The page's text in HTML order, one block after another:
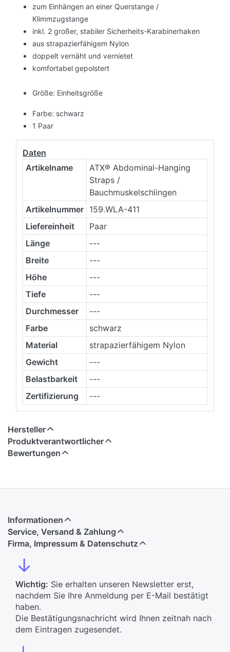
zum Einhängen an einer Querstange /
Klimmzugstange
inkl. 2 großer, stabiler Sicherheits-Karabinerhaken
aus strapazierfähigem Nylon
doppelt vernäht und vernietet
komfortabel gepolstert
Größe: Einheitsgröße
Farbe: schwarz
1 Paar
Daten
Artikelname
ATX® Abdominal-Hanging
Straps /
Bauchmuskelschlingen
Artikelnummer
159.WLA-411
Liefereinheit
Paar
Länge
---
Breite
---
Höhe
---
Tiefe
---
Durchmesser
---
Farbe
schwarz
Material
strapazierfähigem Nylon
Gewicht
---
Belastbarkeit
---
Zertifizierung
---
Hersteller
Produktverantwortlicher
Bewertungen
Informationen
Service, Versand & Zahlung
Firma, Impressum & Datenschutz
↓
Wichtig: Sie erhalten unseren Newsletter erst,
nachdem Sie Ihre Anmeldung per E-Mail bestätigt
haben.
Die Bestätigungsnachricht wird Ihnen zeitnah nach
dem Eintragen zugesendet.